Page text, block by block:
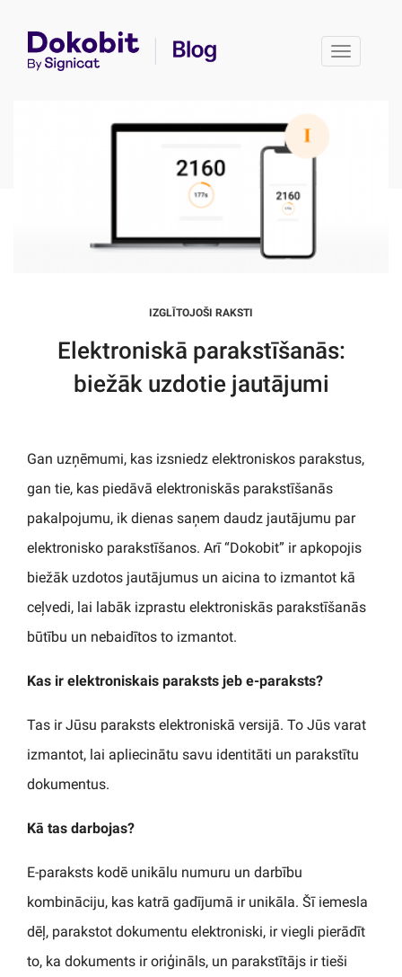
Toggle
IZGLĪTOJOŠI RAKSTI
Elektroniskā parakstīšanās:
biežāk uzdotie jautājumi
Gan uzņēmumi, kas izsniedz elektroniskos parakstus,
gan tie, kas piedāvā elektroniskās parakstīšanās
pakalpojumu, ik dienas saņem daudz jautājumu par
elektronisko parakstīšanos. Arī “Dokobit” ir apkopojis
biežāk uzdotos jautājumus un aicina to izmantot kā
ceļvedi, lai labāk izprastu elektroniskās parakstīšanās
būtību un nebaidītos to izmantot.
Kas ir elektroniskais paraksts jeb e-paraksts?
Tas ir Jūsu paraksts elektroniskā versijā. To Jūs varat
izmantot, lai apliecinātu savu identitāti un parakstītu
dokumentus.
Kā tas darbojas?
E-paraksts kodē unikālu numuru un darbību
kombināciju, kas katrā gadījumā ir unikāla. Šī iemesla
dēļ, parakstot dokumentu elektroniski, ir viegli pierādīt
to, ka dokuments ir oriģināls, un parakstītājs ir tieši